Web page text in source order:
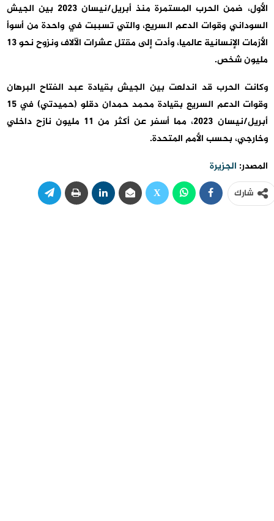
الأول، ضمن الحرب المستمرة منذ أبريل/نيسان 2023 بين الجيش
السوداني وقوات الدعم السريع، والتي تسببت في واحدة من أسوأ
الأزمات الإنسانية عالميا، وأدت إلى مقتل عشرات الآلاف ونزوح نحو 13
مليون شخص.
وكانت الحرب قد اندلعت بين الجيش بقيادة عبد الفتاح البرهان
وقوات الدعم السريع بقيادة محمد حمدان دقلو (حميدتي) في 15
أبريل/نيسان 2023، مما أسفر عن أكثر من 11 مليون نازح داخلي
وخارجي، بحسب الأمم المتحدة.
المصدر: الجزيرة
شارك